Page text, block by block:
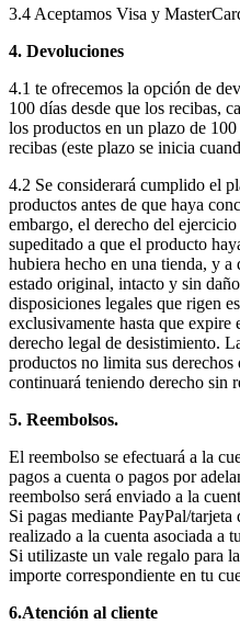
3.4 Aceptamos Visa y
4. Devoluciones
4.1 te ofrecemos la opción de
100 días desde que los recibas,
los productos en un plazo de
recibas (este plazo se inicia
4.2 Se considerará cumplido el
productos antes de que haya
embargo, el derecho del
supeditado a que el producto
hubiera hecho en una tienda, y a
estado original, intacto y sin
disposiciones legales que rigen
exclusivamente hasta que expire
derecho legal de desistimiento.
productos no limita sus derechos
continuará teniendo derecho sin
5. Reembolsos.
El reembolso se efectuará a la
pagos a cuenta o pagos por
reembolso será enviado a la
Si pagas mediante PayPal/
realizado a la cuenta asociada a
Si utilizaste un vale regalo para
importe correspondiente en tu
6.Atención al cliente